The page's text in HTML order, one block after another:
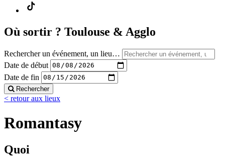
Où sortir ? Toulouse & Agglo
Rechercher un événement, un lieu…
Date de début
Date de fin
Rechercher
< retour aux lieux
Romantasy
Quoi